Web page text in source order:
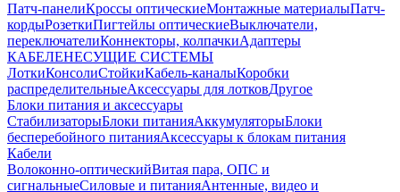
Патч-панелиКроссы оптическиеМонтажные материалыПатч-
кордыРозеткиПигтейлы оптическиеВыключатели,
переключателиКоннекторы, колпачкиАдаптеры
КАБЕЛЕНЕСУЩИЕ СИСТЕМЫ
ЛоткиКонсолиСтойкиКабель-каналыКоробки
распределительныеАксессуары для лотковДругое
Блоки питания и аксессуары
СтабилизаторыБлоки питанияАккумуляторыБлоки
бесперебойного питанияАксессуары к блокам питания
Кабели
Волоконно-оптическийВитая пара, ОПС и
сигнальныеСиловые и питанияАнтенные, видео и